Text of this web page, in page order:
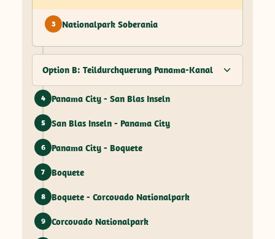
3 Nationalpark Soberania
Option B: Teildurchquerung Panama-Kanal
4 Panama City - San Blas Inseln
5 San Blas Inseln - Panama City
6 Panama City - Boquete
7 Boquete
8 Boquete - Corcovado Nationalpark
9 Corcovado Nationalpark